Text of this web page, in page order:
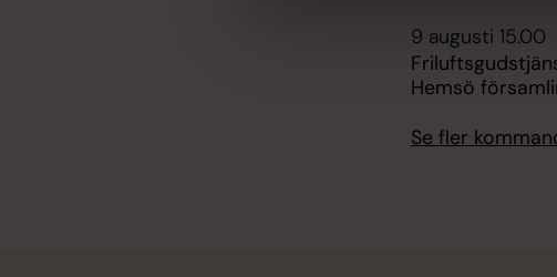
9 augusti 15.00
Hemsö
Se fler